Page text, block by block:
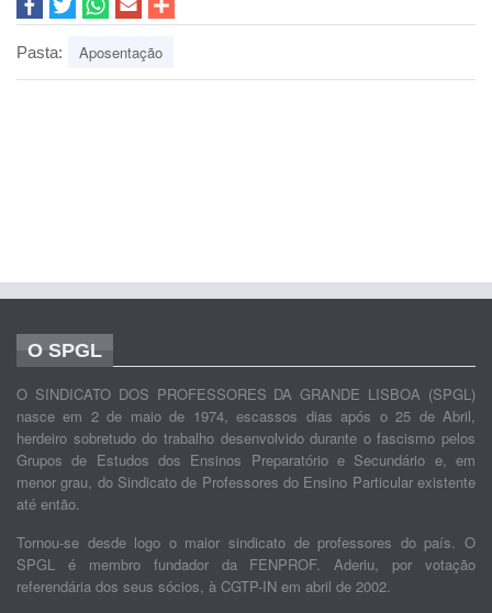
Pasta: Aposentação
O SPGL
O SINDICATO DOS PROFESSORES DA GRANDE LISBOA (SPGL)
nasce em 2 de maio de 1974, escassos dias após o 25 de Abril,
herdeiro sobretudo do trabalho desenvolvido durante o fascismo pelos
Grupos de Estudos dos Ensinos Preparatório e Secundário e, em
menor grau, do Sindicato de Professores do Ensino Particular existente
até então.
Tornou-se desde logo o maior sindicato de professores do país. O
SPGL é membro fundador da FENPROF. Aderiu, por votação
referendária dos seus sócios, à CGTP-IN em abril de 2002.